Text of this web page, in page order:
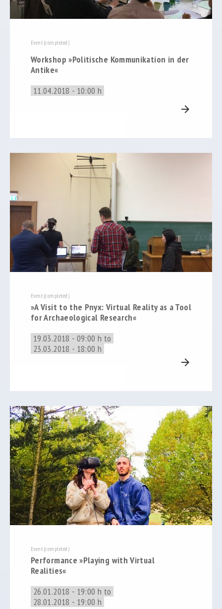
Event (completed)
Workshop »Politische Kommunikation in der
Antike«
11.04.2018 - 10:00 h
arrow_forward
Event (completed)
»A Visit to the Pnyx: Virtual Reality as a Tool
for Archaeological Research«
19.03.2018 - 09:00 h to
23.03.2018 - 18:00 h
arrow_forward
Event (completed)
Performance »Playing with Virtual
Realities«
26.01.2018 - 19:00 h to
28.01.2018 - 19:00 h